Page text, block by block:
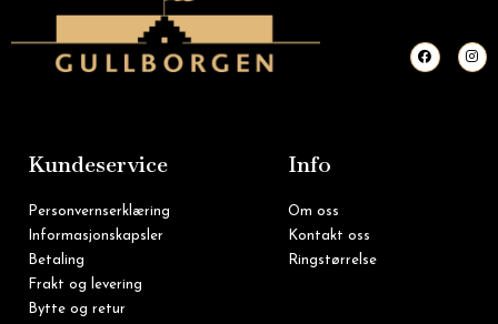
F
a
c
I
n
s
Kundeservice
Personvernserklæring
Informasjonskapsler
Betaling
Frakt og levering
Bytte og retur
Info
Om oss
Kontakt oss
Ringstørrelse